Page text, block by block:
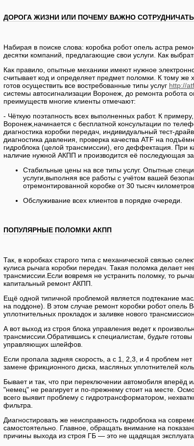
ДОРОГА ЖИЗНИ ИЛИ ПОЧЕМУ ВАЖНО
Набирая в поиске слова: коробка робот опель астра
десятки компаний, предлагающие свои услуги. Как
Как правило, опытные механики имеют нужное
считывает код и определяет предмет поломки. К тому
готов осуществить все востребованные типы услуг http://
системы автосигнализации Воронеж, до ремонта робота
преимуществ многие клиенты отмечают:
- Чёткую поэтапность всех выполненных работ. К
Воронеж,начинается с бесплатной консультации по
диагностика коробки передач, индивидуальный тест-
диагностика давления, проверка качества ATF на
гидроблока (целой трансмиссии), его деффектация. При
наличие нужной АКПП и производится её последующая
Стабильные цены на все типы услуг. Опытные
услуги,выполняя все работы с учётом вашей
отремонтированной коробке от 30 тысяч километров.
Обслуживание всех клиентов в порядке очереди.
ПОПУЛЯРНЫЕ ПОЛОМКИ АКПП
Так, в коробках старого типа с механической связью
кулиса рычага коробки передач. Такая поломка делает
трансмиссии.Если вовремя не устранить поломку, то
капитальный ремонт АКПП.
Ещё одной типичной проблемой является подтекание
на поддоне). В этом случае ремонт коробки робот опель
уплотнительных прокладок и заливке нового
А вот выход из строя блока управления ведет к
трансмиссии.Обратившись к специалистам, будьте
управляющих шлейфов.
Если пропала задняя скорость, а с 1, 2,3, и 4 проблем нет
замене фрикционного диска, масляных уплотнителей
Бывает и так, что при переключении автомобиля вперёд
"немец" не реагирует и по-прежнему стоит на месте.
всего выявит проблему с гидротрансформатором,
фильтра.
Диагностировать же неисправность гидроблока на
самостоятельно. Главное, обращать внимание на
причины выхода из строя ГБ — это не щадящая